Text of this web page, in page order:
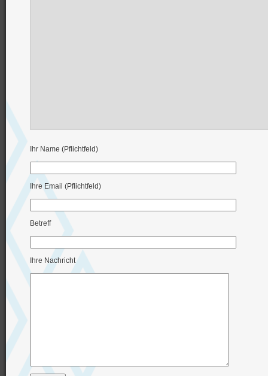
Ihr Name (Pflichtfeld)
Ihre Email (Pflichtfeld)
Betreff
Ihre Nachricht